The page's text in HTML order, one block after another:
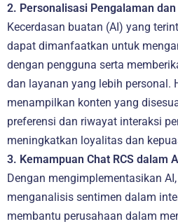
2. Personalisasi Pengalaman
Kecerdasan buatan (AI) yang
dapat dimanfaatkan untuk
dengan pengguna serta
dan layanan yang lebih personal.
menampilkan konten yang
preferensi dan riwayat interaksi
meningkatkan loyalitas dan
3. Kemampuan Chat RCS dalam
Dengan mengimplementasikan
menganalisis sentimen dalam
membantu perusahaan dalam